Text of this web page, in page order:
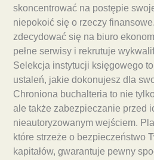
skoncentrować na postępie
niepokoić się o rzeczy
zdecydować się na biuro
pełne serwisy i rekrutuje
Selekcja instytucji księgowego
ustaleń, jakie dokonujesz dla
Chroniona buchalteria to nie
ale także zabezpieczanie przed
nieautoryzowanym wejściem.
które strzeże o bezpieczeństwo
kapitałów, gwarantuje pewny